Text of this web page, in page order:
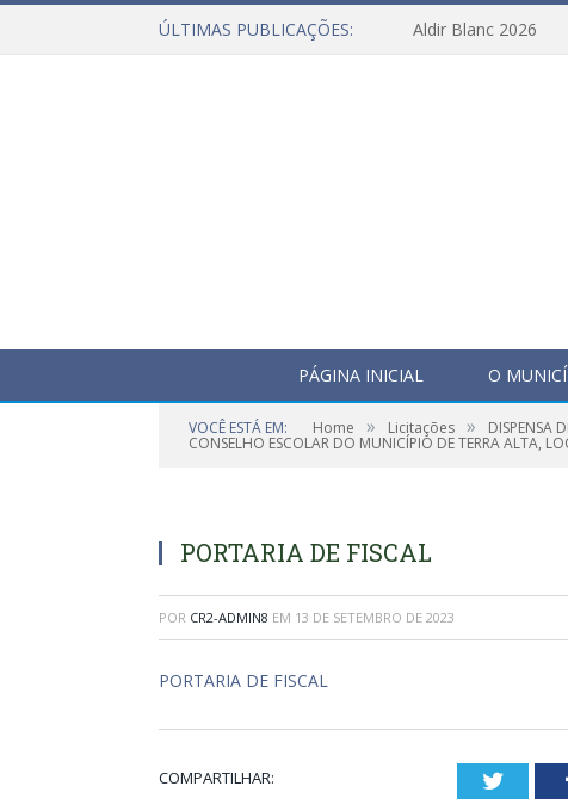
ÚLTIMAS PUBLICAÇÕES: Aldir Blanc 2026
PÁGINA INICIAL O
VOCÊ ESTÁ EM: Home » Licitações » DISPENSA
CONSELHO ESCOLAR DO MUNICÍPIO DE TERRA ALTA,
PORTARIA DE FISCAL
POR CR2-ADMIN8 EM 13 DE SETEMBRO DE 2023
PORTARIA DE FISCAL
COMPARTILHAR: